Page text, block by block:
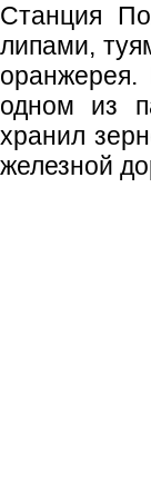
Станция
липами,
одном из
хранил
железной